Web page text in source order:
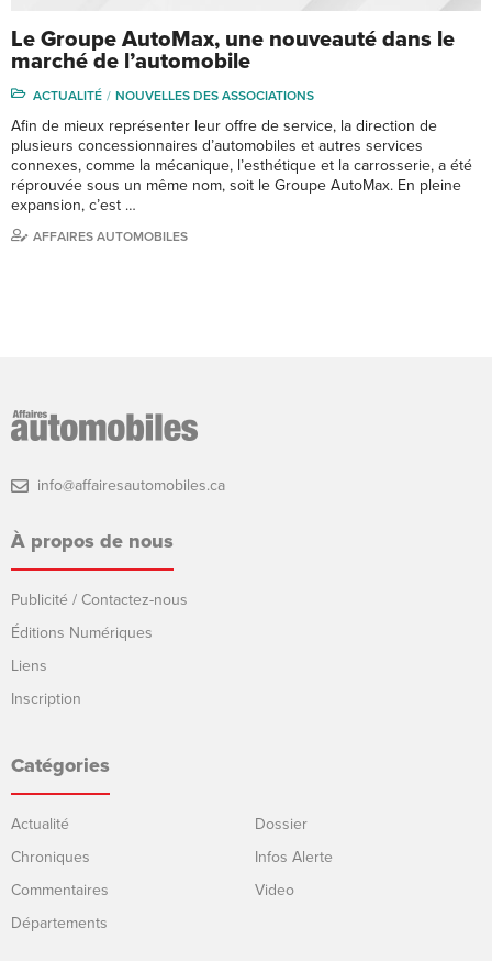
Le Groupe AutoMax, une nouveauté dans le
marché de l’automobile
ACTUALITÉ NOUVELLES DES ASSOCIATIONS
Afin de mieux représenter leur offre de service, la direction de
plusieurs concessionnaires d’automobiles et autres services
connexes, comme la mécanique, l’esthétique et la carrosserie, a été
réprouvée sous un même nom, soit le Groupe AutoMax. En pleine
expansion, c’est …
AFFAIRES AUTOMOBILES
info@affairesautomobiles.ca
À propos de nous
Publicité / Contactez-nous
Éditions Numériques
Liens
Inscription
Catégories
Actualité
Chroniques
Commentaires
Départements
Dossier
Infos Alerte
Video